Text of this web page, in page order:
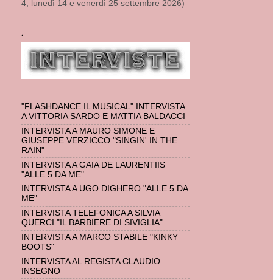
4, lunedì 14 e venerdì 25 settembre 2026)
.
"FLASHDANCE IL MUSICAL" INTERVISTA
A VITTORIA SARDO E MATTIA BALDACCI
INTERVISTA A MAURO SIMONE E
GIUSEPPE VERZICCO "SINGIN' IN THE
RAIN"
INTERVISTA A GAIA DE LAURENTIIS
"ALLE 5 DA ME"
INTERVISTA A UGO DIGHERO "ALLE 5 DA
ME"
INTERVISTA TELEFONICA A SILVIA
QUERCI "IL BARBIERE DI SIVIGLIA"
INTERVISTA A MARCO STABILE "KINKY
BOOTS"
INTERVISTA AL REGISTA CLAUDIO
INSEGNO